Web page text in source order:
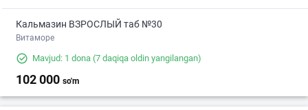
Кальмазин ВЗРОСЛЫЙ таб №30
Витаморе
Mavjud: 1 dona (7 daqiqa oldin yangilangan)
102 000 so'm